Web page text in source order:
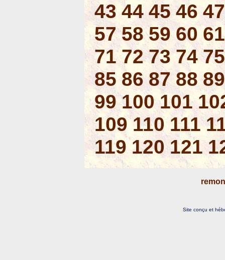
43 44 45 46 47
57 58 59 60 61
71 72 73 74 75
85 86 87 88 89
99 100 101
109 110 111
119 120 121
Site conçu et